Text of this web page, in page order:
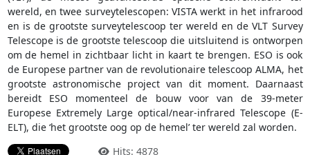
wereld, en twee surveytelescopen: VISTA werkt in het infrarood
en is de grootste surveytelescoop ter wereld en de VLT Survey
Telescope is de grootste telescoop die uitsluitend is ontworpen
om de hemel in zichtbaar licht in kaart te brengen. ESO is ook
de Europese partner van de revolutionaire telescoop ALMA, het
grootste astronomische project van dit moment. Daarnaast
bereidt ESO momenteel de bouw voor van de 39-meter
Europese Extremely Large optical/near-infrared Telescope (E-
ELT), die ‘het grootste oog op de hemel’ ter wereld zal worden.
Hits: 4878